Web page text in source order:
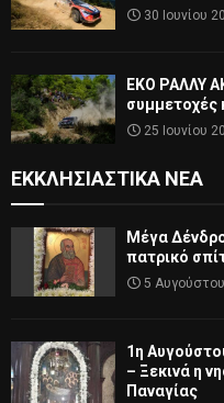
30 Ιουνίου
ΕΚΟ ΡΑΛΛΥ
συμμετοχές
25 Ιουνίου
ΕΚΚΛΗΣΙΑΣΤΙΚΆ ΝΈΑ
Μέγα
πατρικό
5
1η
– Ξεκινά η
Παναγίας